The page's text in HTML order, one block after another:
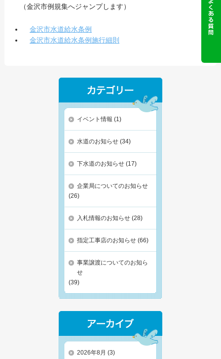
（金沢市例規集へジャンプします）
金沢市水道給水条例
金沢市水道給水条例施行細則
イベント情報 (1)
水道のお知らせ (34)
下水道のお知らせ (17)
企業局についてのお知らせ
(26)
入札情報のお知らせ (28)
指定工事店のお知らせ (66)
事業譲渡についてのお知ら
せ
(39)
2026年8月 (3)